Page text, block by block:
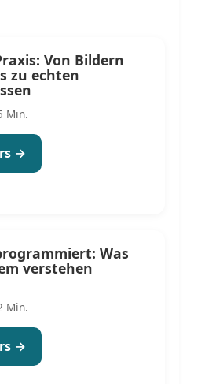
Von Bildern
zu echten
Min.
→
Was
verstehen
Min.
→